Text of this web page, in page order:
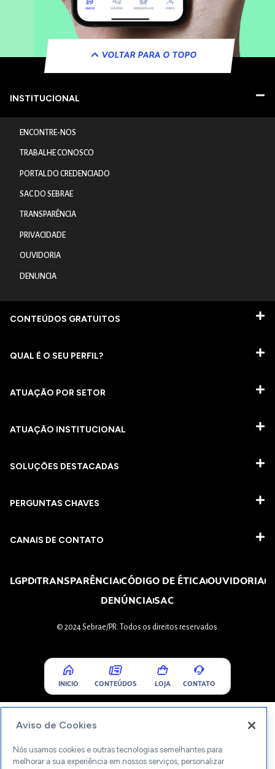
VOLTAR PARA O TOPO
INSTITUCIONAL
ENCONTRE-NOS
TRABALHE CONOSCO
PORTAL DO CREDENCIADO
SAC DO SEBRAE
TRANSPARÊNCIA
PRIVACIDADE
OUVIDORIA
DENUNCIA
CONTEÚDOS GRATUITOS
QUAL É O SEU PERFIL?
ATUAÇÃO POR SETOR
ATUAÇÃO INSTITUCIONAL
SOLUÇÕES DESTACADAS
PERGUNTAS CHAVES​
CANAIS DE CONTATO
LGPDTRANSPARÊNCIACÓDIGO DE ÉTICAOUVIDORIA
DENÚNCIASAC
© 2024 Sebrae/PR. Todos os direitos reservados.
INICIO CONTEÚDOS LOJA CONTATO
Aviso de Cookies
Nós usamos cookies e outras tecnologias semelhantes para
melhorar a sua experiência em nossos serviços, personalizar